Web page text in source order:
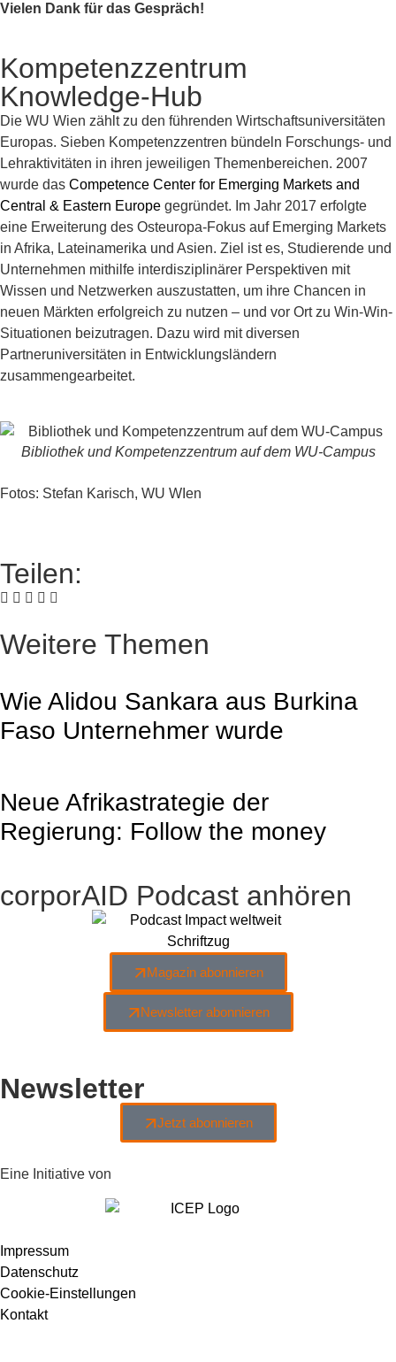
Vielen Dank für das Gespräch!
Kompetenzzentrum
Knowledge-Hub
Die WU Wien zählt zu den führenden Wirtschaftsuniversitäten
Europas. Sieben Kompetenzzentren bündeln Forschungs- und
Lehraktivitäten in ihren jeweiligen Themenbereichen. 2007
wurde das Competence Center for Emerging Markets and
Central & Eastern Europe gegründet. Im Jahr 2017 erfolgte
eine Erweiterung des Osteuropa-Fokus auf Emerging Markets
in Afrika, Lateinamerika und Asien. Ziel ist es, Studierende und
Unternehmen mithilfe interdisziplinärer Perspektiven mit
Wissen und Netzwerken auszustatten, um ihre Chancen in
neuen Märkten erfolgreich zu nutzen – und vor Ort zu Win-Win-
Situationen beizutragen. Dazu wird mit diversen
Partneruniversitäten in Entwicklungsländern
zusammengearbeitet.
Bibliothek und Kompetenzzentrum auf dem WU-Campus
Fotos: Stefan Karisch, WU WIen
Teilen:
Weitere Themen
Wie Alidou Sankara aus Burkina
Faso Unternehmer wurde
Neue Afrikastrategie der
Regierung: Follow the money
corporAID Podcast anhören
Magazin abonnieren
Newsletter abonnieren
Newsletter
Jetzt abonnieren
Eine Initiative von
Impressum
Datenschutz
Cookie-Einstellungen
Kontakt